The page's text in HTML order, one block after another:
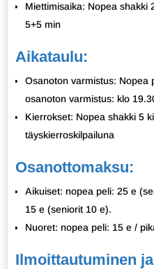
Miettimisaika: Nopea shakki
5+5 min
Aikataulu:
Osanoton varmistus: Nopea
osanoton varmistus: klo
Kierrokset: Nopea shakki 5
täyskierroskilpailuna
Osanottomaksu:
Aikuiset: nopea peli: 25 e
15 e (seniorit 10 e).
Nuoret: nopea peli: 15 e /
Ilmoittautuminen